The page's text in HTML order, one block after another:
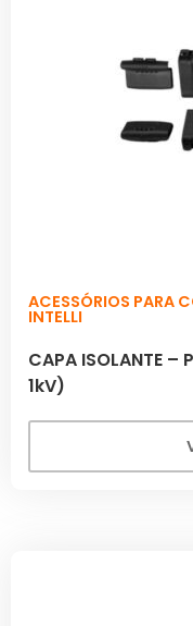
ACESSÓRIOS PARA
INTELLI
CAPA ISOLANTE
1kV)